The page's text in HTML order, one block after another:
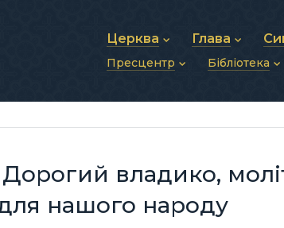
Церква
Про УГКЦ
Структура УГКЦ
Глава
Блаженніший
Фотографії
Пресцентр
Публікації
Фото та відео
Бібліотека
Молитви
Дорогий владико,
нашого народу